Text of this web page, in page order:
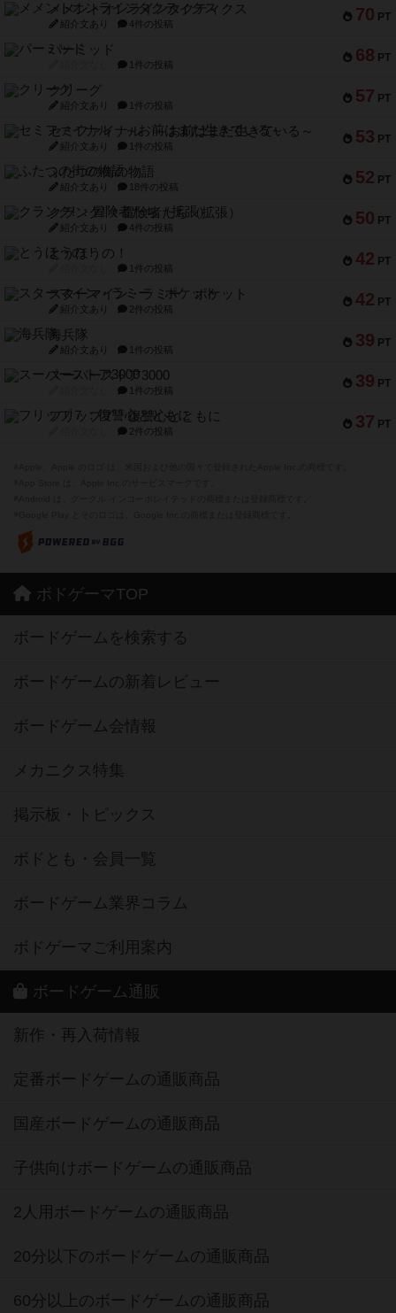
70 PT
メメントオンラインタクティクス
紹介文あり 4件の投稿
68 PT
パーミッド
1件の投稿
57 PT
クリーグ
紹介文あり 1件の投稿
53 PT
セミファイナル ～お前はまだ生きている～
紹介文あり 1件の投稿
52 PT
ふたつの街の物語
紹介文あり 18件の投稿
50 PT
クランク! ：冒険者たち（拡張）
紹介文あり 4件の投稿
42 PT
とうほうの！
1件の投稿
42 PT
スターマイン・ラミー ポケット
紹介文あり 2件の投稿
39 PT
海兵隊
紹介文あり 1件の投稿
39 PT
スーパーストア3000
1件の投稿
37 PT
フリップ７：復讐心とともに
2件の投稿
ボドゲーマTOP
ボードゲームを検索する
ボードゲームの新着レビュー
ボードゲーム会情報
メカニクス特集
掲示板・トピックス
ボドとも・会員一覧
ボードゲーム業界コラム
ボドゲーマご利用案内
ボードゲーム通販
新作・再入荷情報
定番ボードゲームの通販商品
国産ボードゲームの通販商品
子供向けボードゲームの通販商品
2人用ボードゲームの通販商品
20分以下のボードゲームの通販商品
60分以上のボードゲームの通販商品